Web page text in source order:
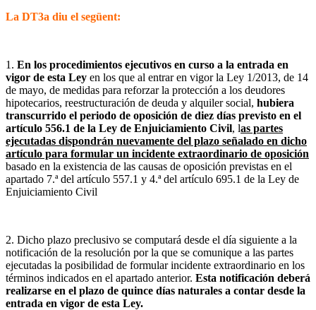
La DT3a diu el següent:
1. En los procedimientos ejecutivos en curso a la entrada en
vigor de esta Ley en los que al entrar en vigor la Ley 1/2013, de 14
de mayo, de medidas para reforzar la protección a los deudores
hipotecarios, reestructuración de deuda y alquiler social, hubiera
transcurrido el periodo de oposición de diez días previsto en el
artículo 556.1 de la Ley de Enjuiciamiento Civil, las partes
ejecutadas dispondrán nuevamente del plazo señalado en dicho
artículo para formular un incidente extraordinario de oposición
basado en la existencia de las causas de oposición previstas en el
apartado 7.ª del artículo 557.1 y 4.ª del artículo 695.1 de la Ley de
Enjuiciamiento Civil
2. Dicho plazo preclusivo se computará desde el día siguiente a la
notificación de la resolución por la que se comunique a las partes
ejecutadas la posibilidad de formular incidente extraordinario en los
términos indicados en el apartado anterior. Esta notificación deberá
realizarse en el plazo de quince días naturales a contar desde la
entrada en vigor de esta Ley.